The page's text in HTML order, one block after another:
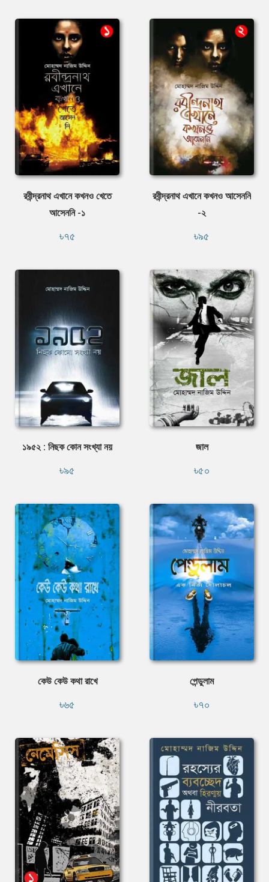
রবীন্দ্রনাথ এখানে কখনও খেতে
আসেননি -১
৳৭৫
রবীন্দ্রনাথ এখানে কখনও আসেননি
-২
৳৯৫
১৯৫২ : নিছক কোন সংখ্যা নয়
৳৯৫
জাল
৳৫০
কেউ কেউ কথা রাখে
৳৬৫
পেন্ডুলাম
৳৭০